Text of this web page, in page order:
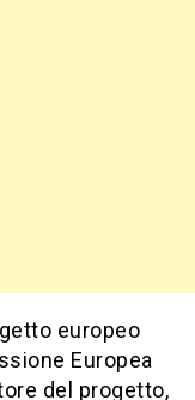
europeo
Europea
del progetto,